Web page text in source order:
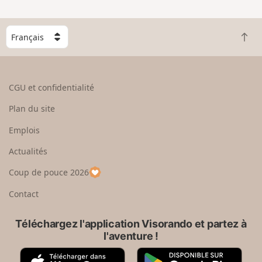
g
n
C
h
o
e
u
p
a
R
e
CGU et confidentialité
Plan du site
Emplois
Actualités
Coup de pouce 2026
Contact
Téléchargez l'application Visorando et partez à
l'aventure !
A
G